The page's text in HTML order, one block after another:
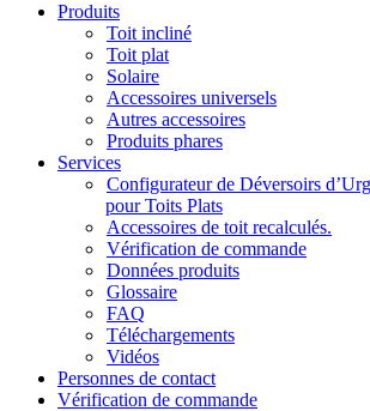
Produits
Toit incliné
Toit plat
Solaire
Accessoires universels
Autres accessoires
Produits phares
Services
Configurateur de Déversoirs
pour Toits Plats
Accessoires de toit recalculés.
Vérification de commande
Données produits
Glossaire
FAQ
Téléchargements
Vidéos
Personnes de contact
Vérification de commande